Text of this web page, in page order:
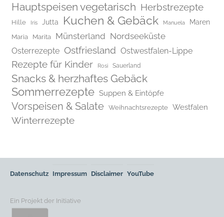
Hauptspeisen vegetarisch Herbstrezepte
Hille Iris Jutta Kuchen & Gebäck Manuela Maren
Maria Marita Münsterland Nordseeküste
Osterrezepte Ostfriesland Ostwestfalen-Lippe
Rezepte für Kinder Rosi Sauerland
Snacks & herzhaftes Gebäck
Sommerrezepte Suppen & Eintöpfe
Vorspeisen & Salate Weihnachtsrezepte Westfalen
Winterrezepte
Datenschutz Impressum Disclaimer YouTube
Ein Projekt der Initiative